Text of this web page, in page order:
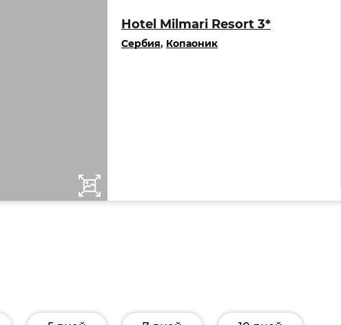
Hotel Milmari Resort 3*
Сербия, Копаоник